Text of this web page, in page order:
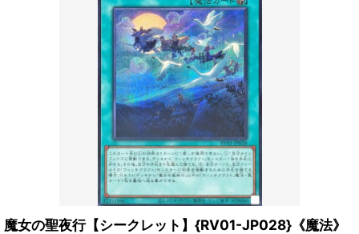
魔女の聖夜行【シークレット】{RV01-JP028}《魔法》